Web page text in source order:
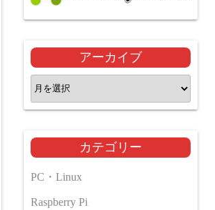
アーカイブ
ア
ー
イ
ブ
カテゴリー
PC・Linux
Raspberry Pi